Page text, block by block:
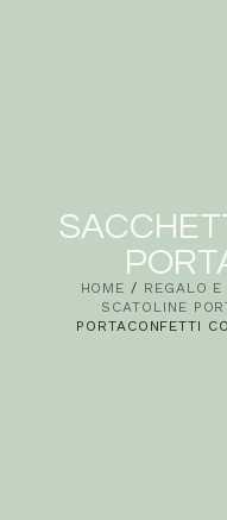
HOME / REGALO
SCATOLINE
PORTACONFETTI